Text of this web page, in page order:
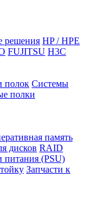
решения HP / HPE
FUJITSU H3C
полок Системы
полки
память
дисков RAID
питания (PSU)
Запчасти к